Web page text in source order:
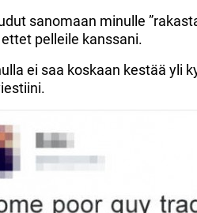
sanomaan minulle
pelleile kanssani.
ei saa koskaan kestää yli